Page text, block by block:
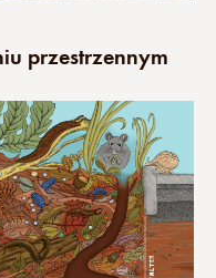
przestrzennym